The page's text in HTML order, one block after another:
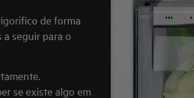
seguir para o
se existe algo em